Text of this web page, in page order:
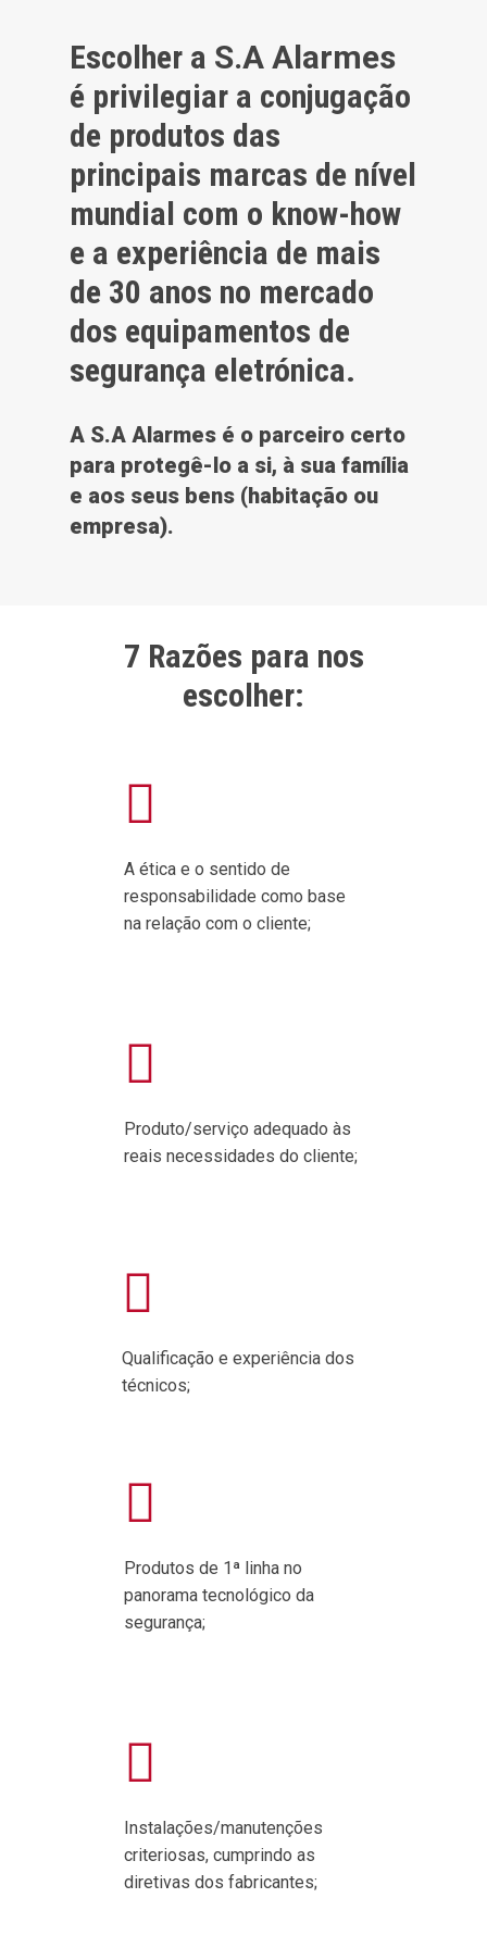
Escolher a S.A Alarmes
é privilegiar a conjugação
de produtos das
principais marcas de nível
mundial com o know-how
e a experiência de mais
de 30 anos no mercado
dos equipamentos de
segurança eletrónica.
A S.A Alarmes é o parceiro certo
para protegê-lo a si, à sua família
e aos seus bens (habitação ou
empresa).
7 Razões para nos
escolher:
A ética e o sentido de
responsabilidade como base
na relação com o cliente;
Produto/serviço adequado às
reais necessidades do cliente;
Qualificação e experiência dos
técnicos;
Produtos de 1ª linha no
panorama tecnológico da
segurança;
Instalações/manutenções
criteriosas, cumprindo as
diretivas dos fabricantes;